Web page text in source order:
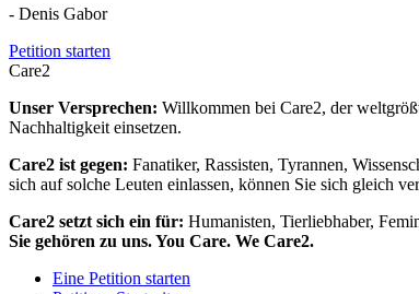
- Denis Gabor
Petition starten
Care2
Unser Versprechen: Willkommen bei Care2, der
Nachhaltigkeit einsetzen.
Care2 ist gegen: Fanatiker, Rassisten, Tyrannen,
sich auf solche Leuten einlassen, können Sie sich gleich
Care2 setzt sich ein für: Humanisten, Tierliebhaber,
Sie gehören zu uns. You Care. We Care2.
Eine Petition starten